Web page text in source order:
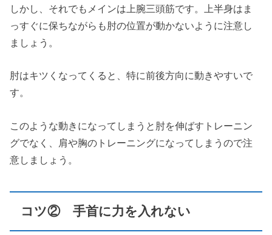
しかし、それでもメインは上腕三頭筋です。上半身はま
っすぐに保ちながらも肘の位置が動かないように注意し
ましょう。
肘はキツくなってくると、特に前後方向に動きやすいで
す。
このような動きになってしまうと肘を伸ばすトレーニン
グでなく、肩や胸のトレーニングになってしまうので注
意しましょう。
コツ② 手首に力を入れない